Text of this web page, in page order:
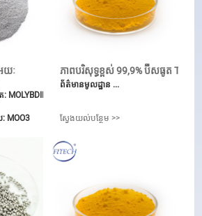
យៈ
: MOLYBDINUM អុកស៊ីដ
MOO3
ពណ៌ប្រផេះម្សៅបៃតង
: យ៉ាន់ស្ព័រ / កាតូលីស
ភាពបរិសុទ្ធខ្ពស់ 99,9% ប៊ីសធូត T ...
ព័ត៌មានមូលដ្ឋាន ...
ស្វែងយល់បន្ថែម >>